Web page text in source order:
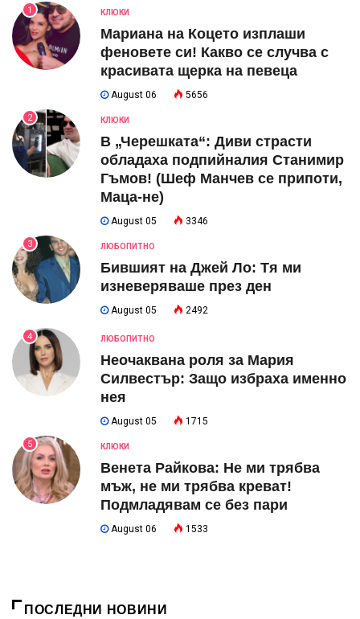
1 КЛЮКИ
Мариана на Коцето изплаши
феновете си! Какво се случва с
красивата щерка на певеца
August 06 5656
2 КЛЮКИ
В „Черешката“: Диви страсти
обладаха подпийналия Станимир
Гъмов! (Шеф Манчев се припоти,
Маца-не)
August 05 3346
3 ЛЮБОПИТНО
Бившият на Джей Ло: Тя ми
изневеряваше през ден
August 05 2492
4 ЛЮБОПИТНО
Неочаквана роля за Мария
Силвестър: Защо избраха именно
нея
August 05 1715
5 КЛЮКИ
Венета Райкова: Не ми трябва
мъж, не ми трябва креват!
Подмладявам се без пари
August 06 1533
ПОСЛЕДНИ НОВИНИ